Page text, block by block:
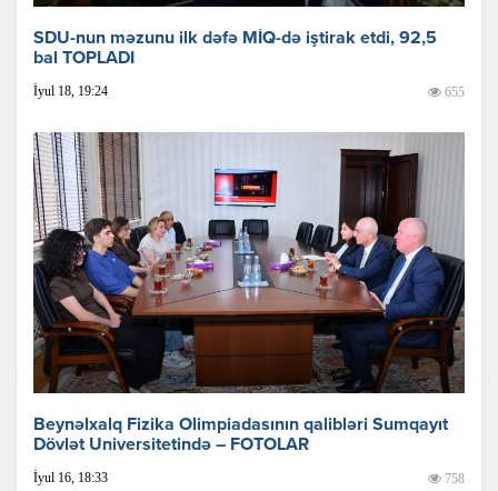
SDU-nun məzunu ilk dəfə MİQ-də iştirak etdi, 92,5
bal TOPLADI
İyul 18, 19:24 655
Beynəlxalq Fizika Olimpiadasının qalibləri Sumqayıt
Dövlət Universitetində – FOTOLAR
İyul 16, 18:33 758